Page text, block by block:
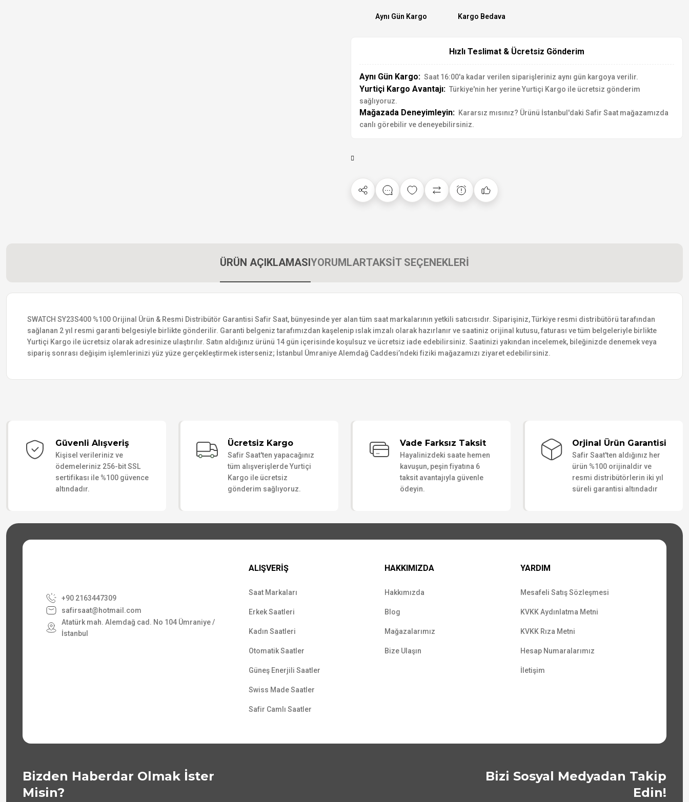
Aynı Gün Kargo Kargo Bedava
Hızlı Teslimat & Ücretsiz Gönderim
Aynı Gün Kargo: Saat 16:00'a kadar verilen siparişleriniz aynı gün kargoya verilir.
Yurtiçi Kargo Avantajı: Türkiye'nin her yerine Yurtiçi Kargo ile ücretsiz gönderim
sağlıyoruz.
Mağazada Deneyimleyin: Kararsız mısınız? Ürünü İstanbul'daki Safir Saat mağazamızda
canlı görebilir ve deneyebilirsiniz.
ÜRÜN AÇIKLAMASIYORUMLARTAKSİT SEÇENEKLERİ
SWATCH SY23S400 %100 Orijinal Ürün & Resmi Distribütör Garantisi Safir Saat, bünyesinde yer alan tüm saat markalarının yetkili satıcısıdır. Siparişiniz, Türkiye resmi distribütörü tarafından
sağlanan 2 yıl resmi garanti belgesiyle birlikte gönderilir. Garanti belgeniz tarafımızdan kaşelenip ıslak imzalı olarak hazırlanır ve saatiniz orijinal kutusu, faturası ve tüm belgeleriyle birlikte
Yurtiçi Kargo ile ücretsiz olarak adresinize ulaştırılır. Satın aldığınız ürünü 14 gün içerisinde koşulsuz ve ücretsiz iade edebilirsiniz. Saatinizi yakından incelemek, bileğinizde denemek veya
sipariş sonrası değişim işlemlerinizi yüz yüze gerçekleştirmek isterseniz; İstanbul Ümraniye Alemdağ Caddesi’ndeki fiziki mağazamızı ziyaret edebilirsiniz.
Güvenli Alışveriş
Kişisel verileriniz ve
ödemeleriniz 256-bit SSL
sertifikası ile %100 güvence
altındadır.
Ücretsiz Kargo
Safir Saat'ten yapacağınız
tüm alışverişlerde Yurtiçi
Kargo ile ücretsiz
gönderim sağlıyoruz.
Vade Farksız Taksit
Hayalinizdeki saate hemen
kavuşun, peşin fiyatına 6
taksit avantajıyla güvenle
ödeyin.
Orjinal Ürün Garantisi
Safir Saat'ten aldığınız her
ürün %100 orijinaldir ve
resmi distribütörlerin iki yıl
süreli garantisi altındadır
+90 2163447309
safirsaat@hotmail.com
Atatürk mah. Alemdağ cad. No 104 Ümraniye /
İstanbul
ALIŞVERİŞ
Saat Markaları
Erkek Saatleri
Kadın Saatleri
Otomatik Saatler
Güneş Enerjili Saatler
Swiss Made Saatler
Safir Camlı Saatler
HAKKIMIZDA
Hakkımızda
Blog
Mağazalarımız
Bize Ulaşın
YARDIM
Mesafeli Satış Sözleşmesi
KVKK Aydınlatma Metni
KVKK Rıza Metni
Hesap Numaralarımız
İletişim
Bizden Haberdar Olmak İster
Misin?
Bizi Sosyal Medyadan Takip
Edin!